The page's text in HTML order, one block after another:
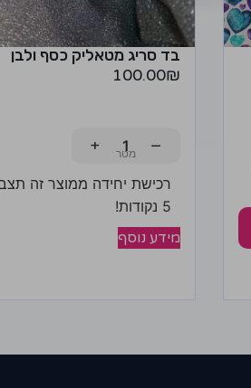
בד סריג מטאליק כסף ולבן
100.00₪
−
+
רכישת יחידה ממוצר זה
5 נקודות!
מידע נוסף